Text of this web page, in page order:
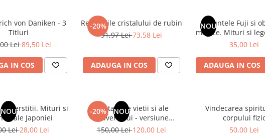
von Daniken - 3
Titluri
Lei89,50 Lei
IN COS
-20%
Revelatiile cristalului de rubin
91,97 Lei73,58 Lei
ADAUGA IN COS
NOU
Muntele Fuji si
magice. Mituri si legende ale
Japoniei
35,00 Lei
ADAUGA IN COS
NOU
superstitii. Mituri si
ale Japoniei
Lei28,00 Lei
-20% NOU
Din tainele vietii si ale
Universului - versiune
originala din 1939. Volumele I-
150,00 Lei120,00 Lei
Vindecarea
corpului fizic
50,00 Lei